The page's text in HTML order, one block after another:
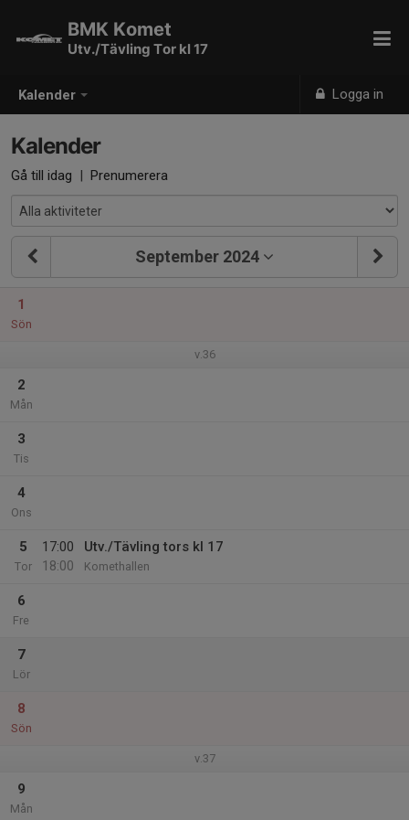
Kalender Logga in
BMK Komet
Utv./Tävling Tor kl 17
Kalender
Gå till idag | Prenumerera
September 2024
1
Sön
v.36
2
Mån
3
Tis
4
Ons
5
Tor
17:00
18:00
Utv./Tävling tors kl 17
Komethallen
6
Fre
7
Lör
8
Sön
v.37
9
Mån